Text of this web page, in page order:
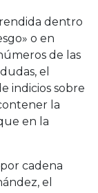
dentro
o en
de las
el
indicios sobre
la
en la
cadena
el